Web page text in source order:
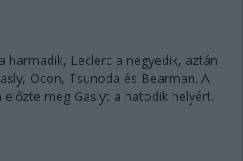
harmadik, Leclerc a negyedik, aztán
Ocon, Tsunoda és Bearman. A
meg Gaslyt a hatodik helyért.